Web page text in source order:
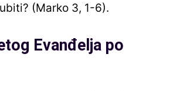
(Marko 3, 1-6).
Evanđelja po